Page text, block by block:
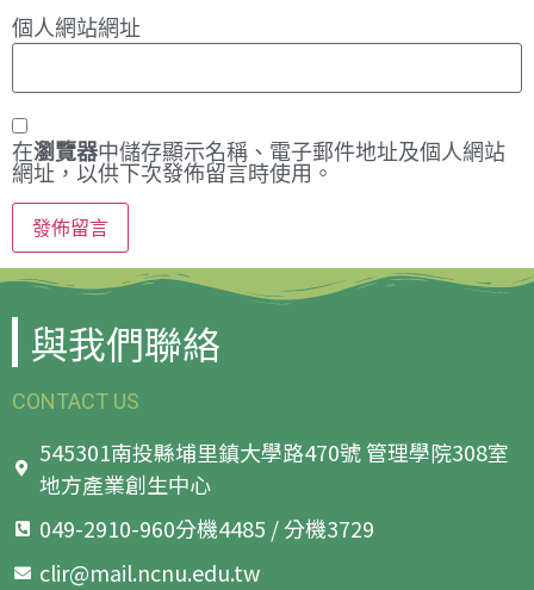
個人網站網址
在瀏覽器中儲存顯示名稱、電子郵件地址及個人網站
網址，以供下次發佈留言時使用。
與我們聯絡
CONTACT US
545301南投縣埔里鎮大學路470號 管理學院308室
地方產業創生中心
049-2910-960分機4485 / 分機3729
clir@mail.ncnu.edu.tw